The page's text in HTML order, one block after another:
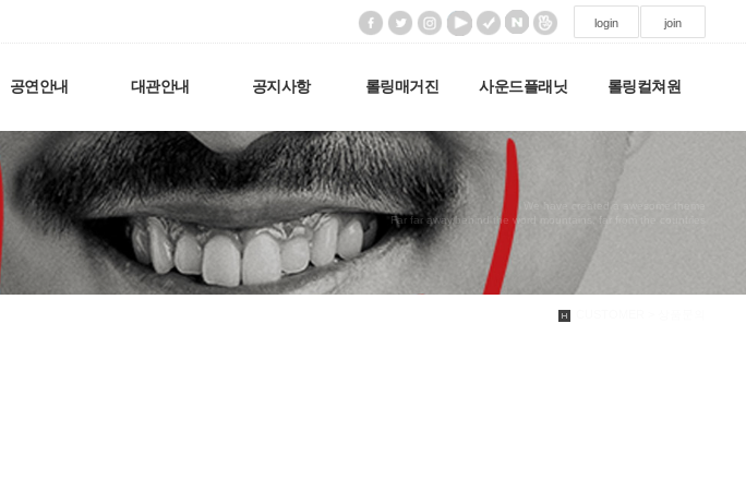
login join
공연안내 대관안내 공지사항 롤링매거진 사운드플래닛 롤링컬쳐원
We have created a awesome theme
Far far away,behind the word mountains, far from the countries